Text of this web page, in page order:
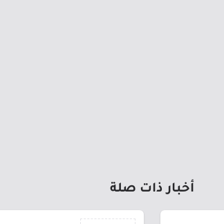
أخبار ذات صلة